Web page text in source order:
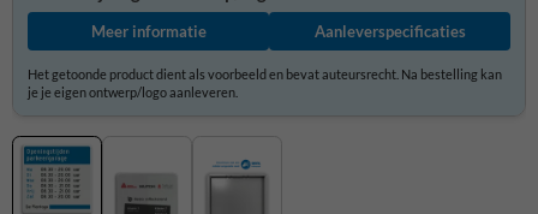
Meer informatie Aanleverspecificaties
Het getoonde product dient als voorbeeld en bevat auteursrecht. Na bestelling kan
je je eigen ontwerp/logo aanleveren.